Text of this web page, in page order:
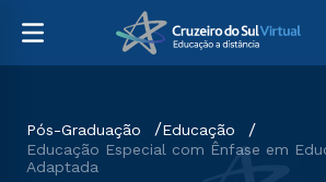
Pós-Graduação
Educação
Educação Especial com Ênfase em
Adaptada